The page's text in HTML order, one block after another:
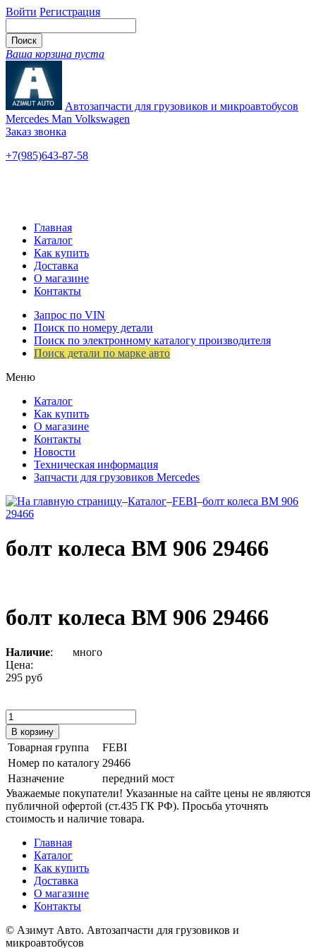
Войти Регистрация
Ваша корзина пуста
Автозапчасти для грузовиков и микроавтобусов
Mercedes Man Volkswagen
Заказ звонка
+7(985)643-87-58
Главная
Каталог
Как купить
Доставка
О магазине
Контакты
Запрос по VIN
Поиск по номеру детали
Поиск по электронному каталогу производителя
Поиск детали по марке авто
Меню
Каталог
Как купить
О магазине
Контакты
Новости
Техническая информация
Запчасти для грузовиков Mercedes
–Каталог–FEBI–болт колеса ВМ 906
29466
болт колеса ВМ 906 29466
болт колеса ВМ 906 29466
Наличие:
много
Цена:
295 руб
Товарная группа
FEBI
Номер по каталогу 29466
Назначение
передний мост
Уважаемые покупатели! Указанные на сайте цены не являются
публичной офертой (ст.435 ГК РФ). Просьба уточнять
стоимость и наличие товара.
Главная
Каталог
Как купить
Доставка
О магазине
Контакты
© Азимут Авто. Автозапчасти для грузовиков и
микроавтобусов